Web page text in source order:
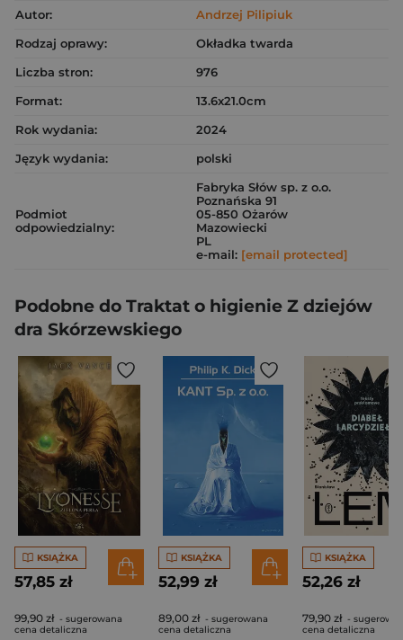
Autor:
Andrzej Pilipiuk
Rodzaj oprawy:
Okładka twarda
Liczba stron:
976
Format:
13.6x21.0cm
Rok wydania:
2024
Język wydania:
polski
Podmiot
odpowiedzialny:
Fabryka Słów sp. z o.o.
Poznańska 91
05-850 Ożarów
Mazowiecki
PL
e-mail: [email protected]
Podobne do Traktat o higienie Z dziejów
dra Skórzewskiego
KSIĄŻKA
57,85 zł
99,90 zł - sugerowana
cena detaliczna
KSIĄŻKA
52,99 zł
89,00 zł - sugerowana
cena detaliczna
KSIĄŻKA
52,26 zł
79,90 zł -
cena detaliczna